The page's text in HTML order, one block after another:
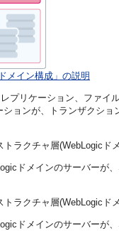
メイン構成」の説明
プリケーション、ファ
ョンが、トランザクシ
ラクチャ層(WebLogic
ドメインのサーバーが
ラクチャ層(WebLogic
ドメインのサーバーが